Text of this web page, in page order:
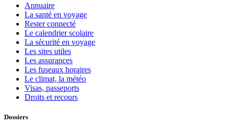
Annuaire
La santé en voyage
Rester connecté
Le calendrier scolaire
La sécurité en voyage
Les sites utiles
Les assurances
Les fuseaux horaires
Le climat, la météo
Visas, passeports
Droits et recours
Dossiers